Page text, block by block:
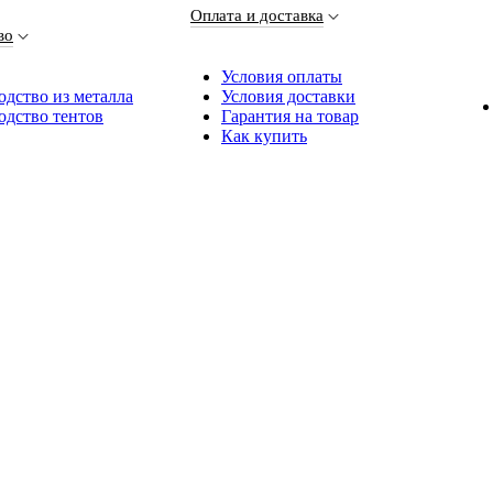
из металла
тентов
Оплата и доставка
Условия оплаты
Условия доставки
Гарантия на товар
Как купить